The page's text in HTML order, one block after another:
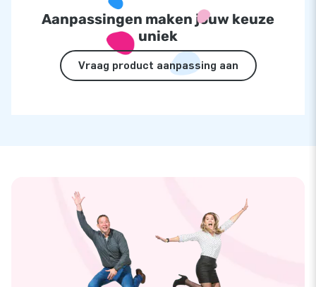
Aanpassingen maken jouw keuze
uniek
Vraag product aanpassing aan